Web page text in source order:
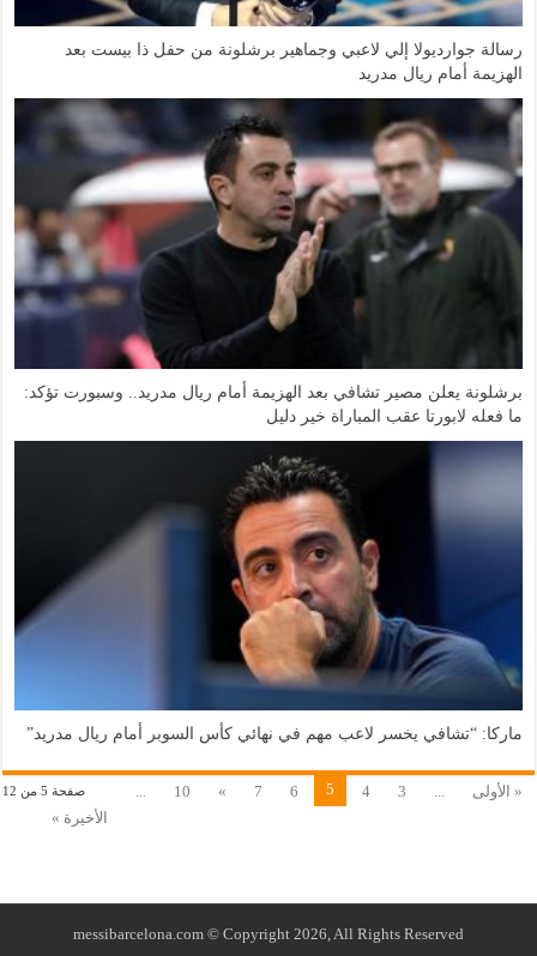
رسالة جوارديولا إلي لاعبي وجماهير برشلونة من حفل ذا بيست بعد
الهزيمة أمام ريال مدريد
برشلونة يعلن مصير تشافي بعد الهزيمة أمام ريال مدريد.. وسبورت تؤكد:
ما فعله لابورتا عقب المباراة خير دليل
ماركا: “تشافي يخسر لاعب مهم في نهائي كأس السوبر أمام ريال مدريد”
صفحة 5 من 12 « الأولى ...
3
4
5
6
7
»
10
...
الأخيرة »
messibarcelona.com © Copyright 2026, All Rights Reserved